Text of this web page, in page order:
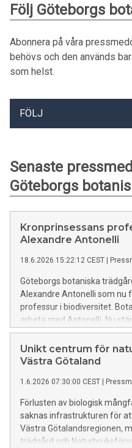
Följ Göteborgs
Abonnera på våra
behövs och den används
som helst.
FÖLJ
Senaste
Göteborgs
Kronprinsessans
Alexandre Antonelli
18.6.2026 15:22:12 CEST |
Göteborgs botaniska
Alexandre Antonelli som nu
professur i biodiversitet.
arbeta med Antonelli. Nu
honom och Göteborgs
gemensamma ambition att
förståelse om biologisk
Unikt centrum för
Västra Götaland
1.6.2026 07:30:00 CEST |
Förlusten av biologisk
saknas infrastrukturen för
Västra Götalandsregionen,
trädgård och